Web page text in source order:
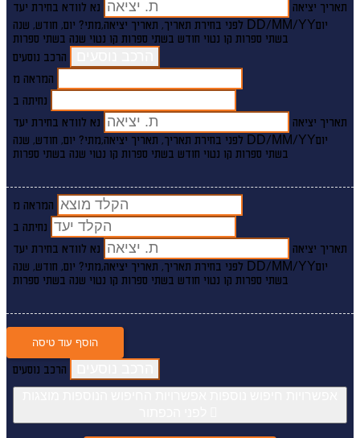
תאריך יציאה
נא לוודא בחירת יעד
לפני בחירת תאריך, תאריך יציאה, DD/MM/YYיום
בשתי ספרות קו נטוי חודש בשתי ספרות קו נטוי שנה בשתי ספרות
הרכב נוסעים
המראה מ
נחיתה ב
תאריך יציאה
נא לוודא בחירת יעד
לפני בחירת תאריך, תאריך יציאה, DD/MM/YYיום
בשתי ספרות קו נטוי חודש בשתי ספרות קו נטוי שנה בשתי ספרות
המראה מ
נחיתה ב
תאריך יציאה
נא לוודא בחירת יעד
לפני בחירת תאריך, תאריך יציאה, DD/MM/YYיום
בשתי ספרות קו נטוי חודש בשתי ספרות קו נטוי שנה בשתי ספרות
הוסף עוד טיסה
הרכב נוסעים